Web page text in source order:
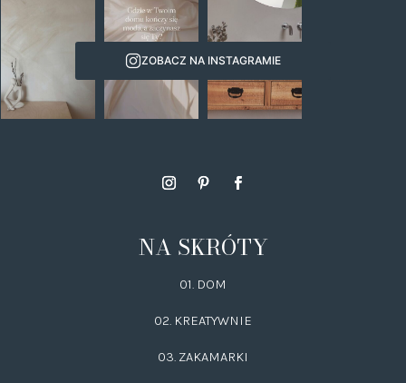
ZOBACZ NA INSTAGRAMIE
NA SKRÓTY
01. DOM
02. KREATYWNIE
03. ZAKAMARKI